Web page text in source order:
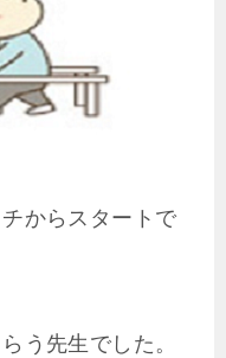
からスタートで
う先生でした。